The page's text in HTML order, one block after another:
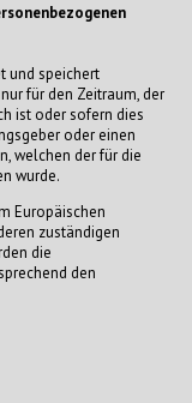
und speichert
für den Zeitraum, der
ist oder sofern dies
oder einen
welchen der für die
wurde.
Europäischen
zuständigen
die
den